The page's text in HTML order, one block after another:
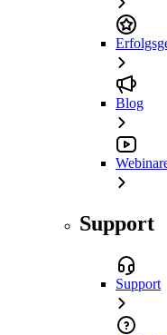
Blog
Support
Support